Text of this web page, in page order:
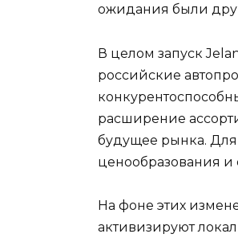
ожидания были
В целом запуск
российские
расширение
будущее рынка. Для
ценообразования и
На фоне этих
активизируют